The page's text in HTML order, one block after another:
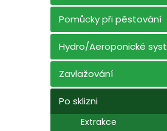
Pomůcky při pěstování
Hydro/Aeroponické
Zavlažování
Po sklizni
Extrakce